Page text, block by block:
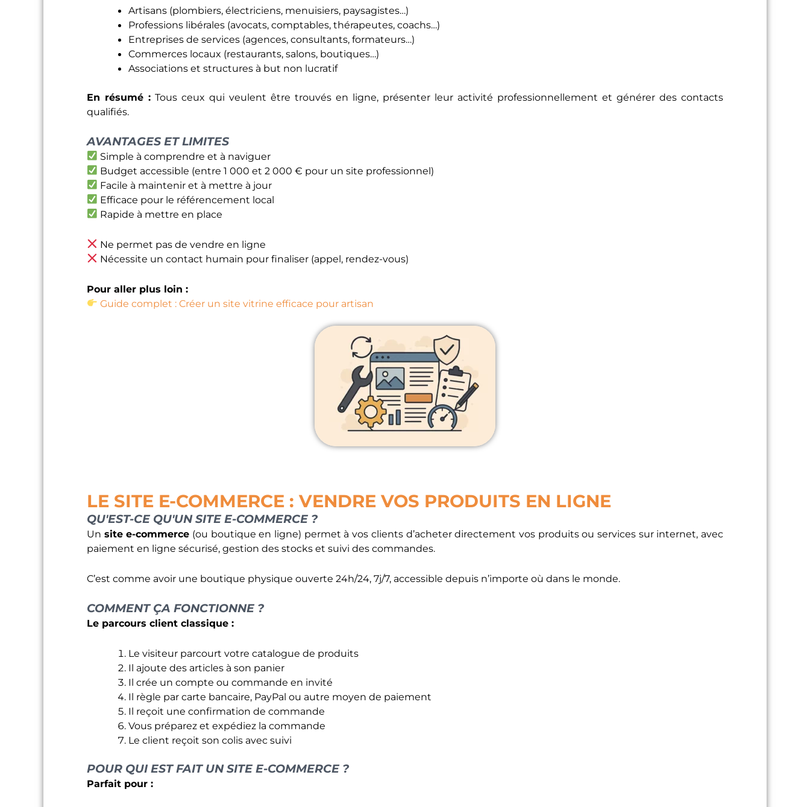
Artisans (plombiers, électriciens, menuisiers, paysagistes…)
Professions libérales (avocats, comptables, thérapeutes, coachs…)
Entreprises de services (agences, consultants, formateurs…)
Commerces locaux (restaurants, salons, boutiques…)
Associations et structures à but non lucratif
En résumé : Tous ceux qui veulent être trouvés en ligne, présenter leur activité professionnellement et générer des contacts
qualifiés.
AVANTAGES ET LIMITES
Simple à comprendre et à naviguer
Budget accessible (entre 1 000 et 2 000 € pour un site professionnel)
Facile à maintenir et à mettre à jour
Efficace pour le référencement local
Rapide à mettre en place
Ne permet pas de vendre en ligne
Nécessite un contact humain pour finaliser (appel, rendez-vous)
Pour aller plus loin :
Guide complet : Créer un site vitrine efficace pour artisan
LE SITE E-COMMERCE : VENDRE VOS PRODUITS EN LIGNE
QU'EST-CE QU'UN SITE E-COMMERCE ?
Un site e-commerce (ou boutique en ligne) permet à vos clients d’acheter directement vos produits ou services sur internet, avec
paiement en ligne sécurisé, gestion des stocks et suivi des commandes.
C’est comme avoir une boutique physique ouverte 24h/24, 7j/7, accessible depuis n’importe où dans le monde.
COMMENT ÇA FONCTIONNE ?
Le parcours client classique :
Le visiteur parcourt votre catalogue de produits
Il ajoute des articles à son panier
Il crée un compte ou commande en invité
Il règle par carte bancaire, PayPal ou autre moyen de paiement
Il reçoit une confirmation de commande
Vous préparez et expédiez la commande
Le client reçoit son colis avec suivi
POUR QUI EST FAIT UN SITE E-COMMERCE ?
Parfait pour :